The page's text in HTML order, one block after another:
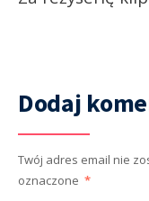
Dodaj
Twój adres email nie
oznaczone *